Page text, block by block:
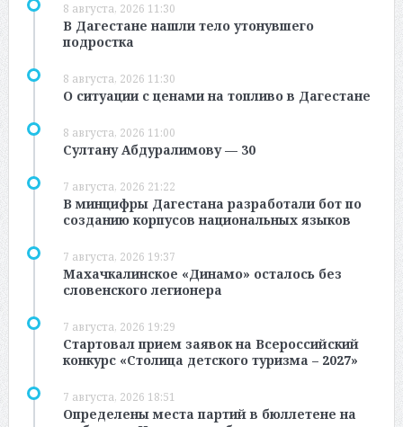
8 августа, 2026 11:30
В Дагестане нашли тело утонувшего
подростка
8 августа, 2026 11:30
О ситуации с ценами на топливо в Дагестане
8 августа, 2026 11:00
Султану Абдуралимову — 30
7 августа, 2026 21:22
В минцифры Дагестана разработали бот по
созданию корпусов национальных языков
7 августа, 2026 19:37
Махачкалинское «Динамо» осталось без
словенского легионера
7 августа, 2026 19:29
Стартовал прием заявок на Всероссийский
конкурс «Столица детского туризма – 2027»
7 августа, 2026 18:51
Определены места партий в бюллетене на